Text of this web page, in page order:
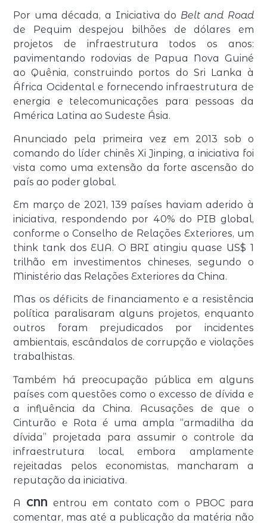
Por uma década, a Iniciativa do Belt and Road
de Pequim despejou bilhões de dólares em
projetos de infraestrutura todos os anos:
pavimentando rodovias de Papua Nova Guiné
ao Quênia, construindo portos do Sri Lanka à
África Ocidental e fornecendo infraestrutura de
energia e telecomunicações para pessoas da
América Latina ao Sudeste Ásia.
Anunciado pela primeira vez em 2013 sob o
comando do líder chinês Xi Jinping, a iniciativa foi
vista como uma extensão da forte ascensão do
país ao poder global.
Em março de 2021, 139 países haviam aderido à
iniciativa, respondendo por 40% do PIB global,
conforme o Conselho de Relações Exteriores, um
think tank dos EUA. O BRI atingiu quase US$ 1
trilhão em investimentos chineses, segundo o
Ministério das Relações Exteriores da China.
Mas os déficits de financiamento e a resistência
política paralisaram alguns projetos, enquanto
outros foram prejudicados por incidentes
ambientais, escândalos de corrupção e violações
trabalhistas.
Também há preocupação pública em alguns
países com questões como o excesso de dívida e
a influência da China. Acusações de que o
Cinturão e Rota é uma ampla “armadilha da
dívida” projetada para assumir o controle da
infraestrutura local, embora amplamente
rejeitadas pelos economistas, mancharam a
reputação da iniciativa.
A CNN entrou em contato com o PBOC para
comentar, mas até a publicação da matéria não